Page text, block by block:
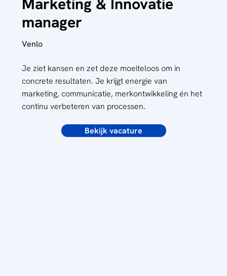
manager
Venlo
Je ziet kansen en zet deze moeiteloos om in
concrete resultaten. Je krijgt energie van
marketing, communicatie, merkontwikkeling én het
continu verbeteren van processen.
Bekijk vacature